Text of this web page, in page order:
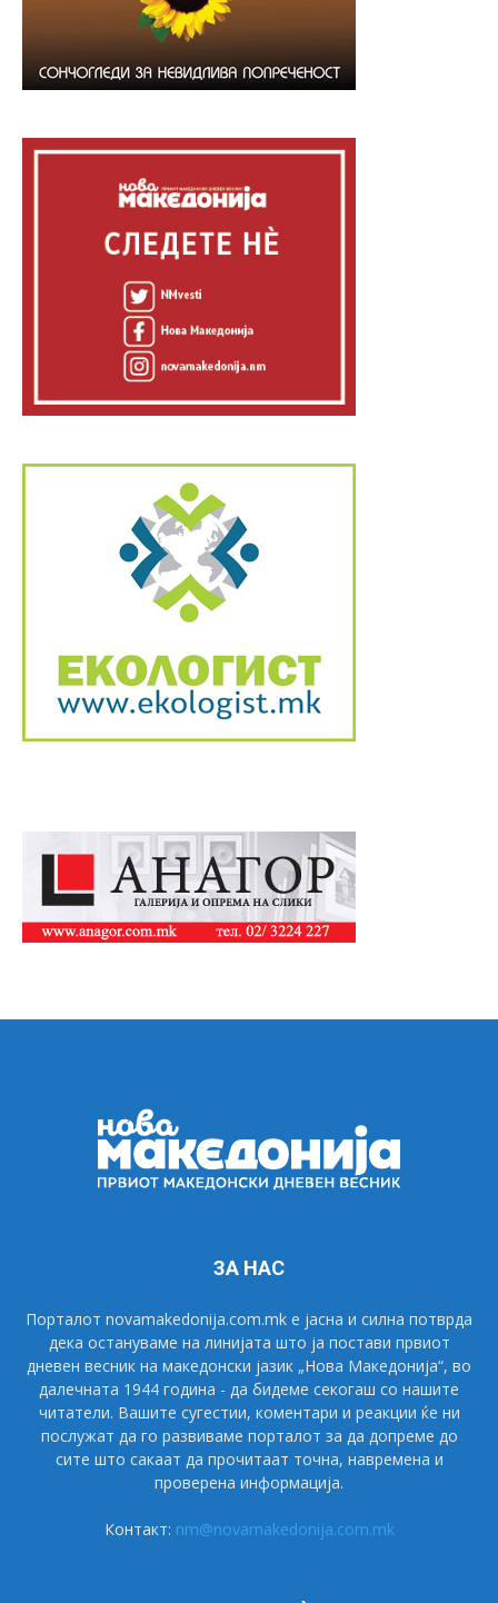
ЗА НАС
Порталот novamakedonija.com.mk е јасна и силна потврда
дека остануваме на линијата што ја постави првиот
дневен весник на македонски јазик „Нова Македонија“, во
далечната 1944 година - да бидеме секогаш со нашите
читатели. Вашите сугестии, коментари и реакции ќе ни
послужат да го развиваме порталот за да допреме до
сите што сакаат да прочитаат точна, навремена и
проверена информација.
Контакт: nm@novamakedonija.com.mk